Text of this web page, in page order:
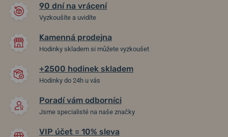
90 dní na vrácení
Vyzkoušíte a uvidíte
Kamenná prodejna
Hodinky skladem si můžete vyzkoušet
+2500 hodinek skladem
Hodinky do 24h u vás
Poradí vám odborníci
Jsme specialisté na naše značky
VIP účet = 10% sleva